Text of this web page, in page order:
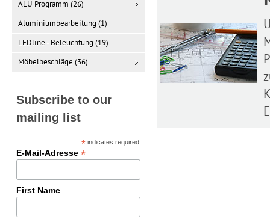
ALU Programm (26)
Aluminiumbearbeitung (1)
LEDline - Beleuchtung (19)
Möbelbeschläge (36)
Subscribe to our
mailing list
* indicates required
E-Mail-Adresse *
First Name